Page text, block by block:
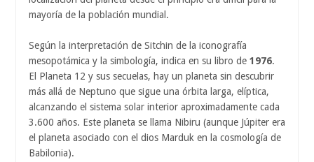
mayoría de la población mundial.
Según la interpretación de Sitchin de la iconografía
mesopotámica y la simbología, indica en su libro de 1976.
El Planeta 12 y sus secuelas, hay un planeta sin descubrir
más allá de Neptuno que sigue una órbita larga, elíptica,
alcanzando el sistema solar interior aproximadamente cada
3.600 años. Este planeta se llama Nibiru (aunque Júpiter era
el planeta asociado con el dios Marduk en la cosmología de
Babilonia).